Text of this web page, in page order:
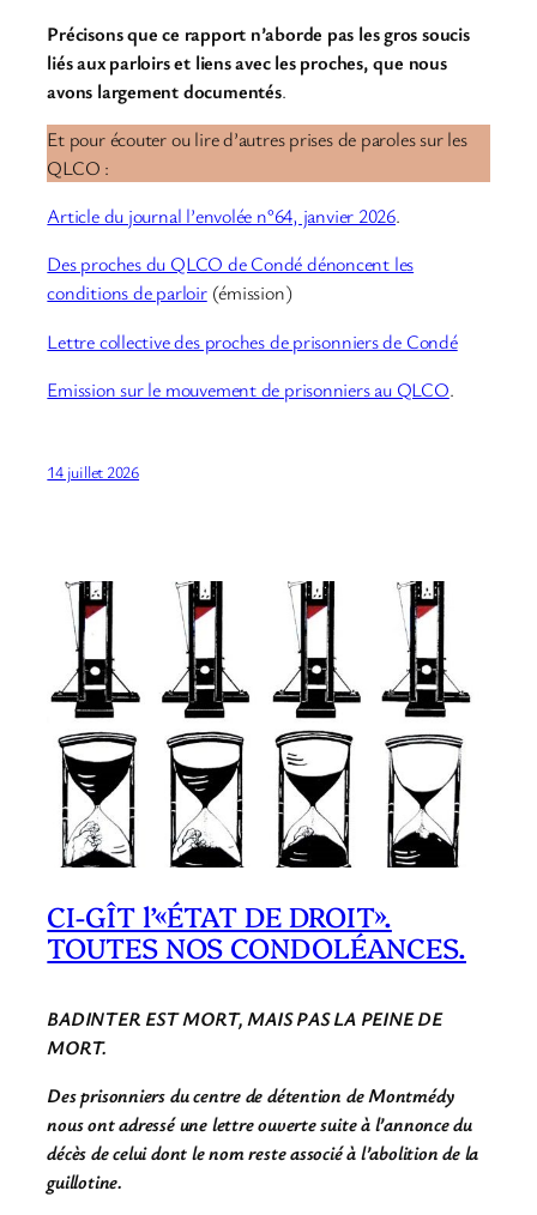
Précisons que ce rapport n’aborde pas les gros soucis
liés aux parloirs et liens avec les proches, que nous
avons largement documentés.
Et pour écouter ou lire d’autres prises de paroles sur les
QLCO :
Article du journal l’envolée n°64, janvier 2026.
Des proches du QLCO de Condé dénoncent les
conditions de parloir(émission)
Lettre collective des proches de prisonniers de Condé
Emission sur le mouvement de prisonniers au QLCO.
14 juillet 2026
CI-GÎT l’«ÉTAT DE DROIT».
TOUTES NOS CONDOLÉANCES.
BADINTER EST MORT, MAIS PAS LA PEINE DE
MORT.
Des prisonniers du centre de détention de Montmédy
nous ont adressé une lettre ouverte suite à l’annonce du
décès de celui dont le nom reste associé à l’abolition de la
guillotine.